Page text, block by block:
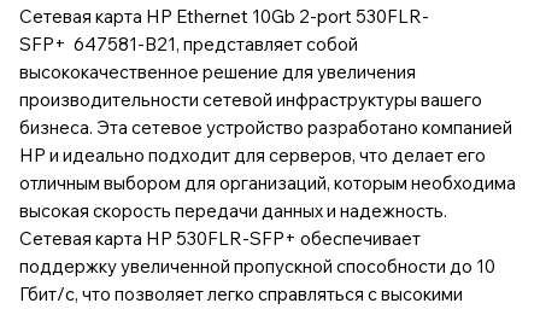
Сетевая карта HP Ethernet 10Gb 2-port 530FLR-
SFP+ 647581-B21, представляет собой
высококачественное решение для увеличения
производительности сетевой инфраструктуры вашего
бизнеса. Эта сетевое устройство разработано компанией
HP и идеально подходит для серверов, что делает его
отличным выбором для организаций, которым необходима
высокая скорость передачи данных и надежность.
Сетевая карта HP 530FLR-SFP+ обеспечивает
поддержку увеличенной пропускной способности до 10
Гбит/с, что позволяет легко справляться с высокими